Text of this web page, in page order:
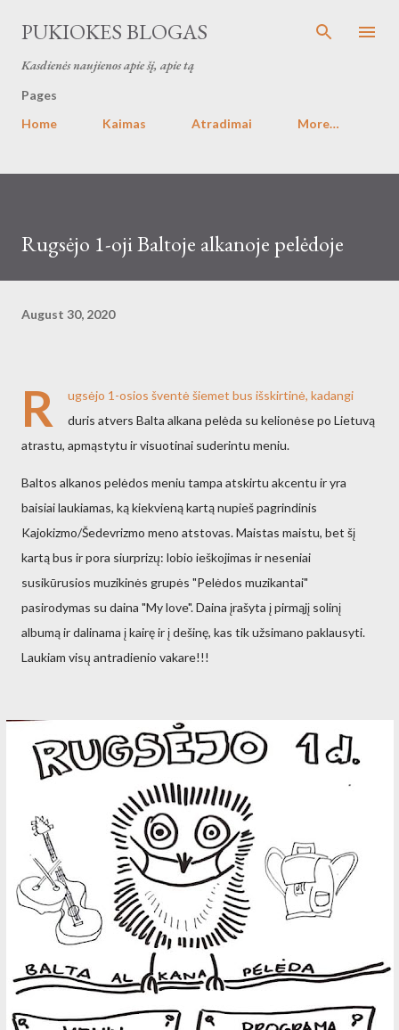
Skip to main content
PUKIOKES BLOGAS
Kasdienės naujienos apie šį, apie tą
Pages
Home
Kaimas Atradimai More…
Rugsėjo 1-oji Baltoje alkanoje pelėdoje
August 30, 2020
R
ugsėjo 1-osios šventė šiemet bus išskirtinė, kadangi
duris atvers Balta alkana pelėda su kelionėse po Lietuvą
atrastu, apmąstytu ir visuotinai suderintu meniu.
Baltos alkanos pelėdos meniu tampa atskirtu akcentu ir yra
baisiai laukiamas, ką kiekvieną kartą nupieš pagrindinis
Kajokizmo/Šedevrizmo meno atstovas. Maistas maistu, bet šį
kartą bus ir pora siurprizų: lobio ieškojimas ir neseniai
susikūrusios muzikinės grupės "Pelėdos muzikantai"
pasirodymas su daina "My love". Daina įrašyta į pirmąjį solinį
albumą ir dalinama į kairę ir į dešinę, kas tik užsimano paklausyti.
Laukiam visų antradienio vakare!!!